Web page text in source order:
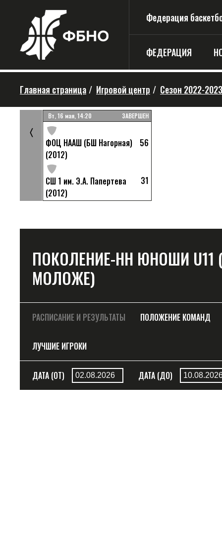
Федерация
ФЕДЕРАЦИЯ
Главная страница / Игровой центр / Сезон 2022-2023
41
Вт, 16 мая, 14:20 ЗАВЕРШЕН
ФОЦ НААШ (БШ Нагорная)
(2012)
56
СШ 1 им. Э.А. Папертева
(2012)
31
〈
ПОКОЛЕНИЕ-НН ЮНОШИ U11
МОЛОЖЕ)
РАСПИСАНИЕ И РЕЗУЛЬТАТЫ ПОЛОЖЕНИЕ КОМАНД
ЛУЧШИЕ ИГРОКИ
ДАТА (ОТ) ДАТА (ДО)